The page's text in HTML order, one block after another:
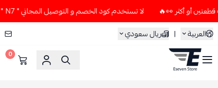
لا تستخدم كود الخصم و التوصيل المجاني " N7 " إلا إذا طلبت قطعتين أو أكثر 👀🔥
العربية
| ريال سعودي
ESEVEN STORE
0